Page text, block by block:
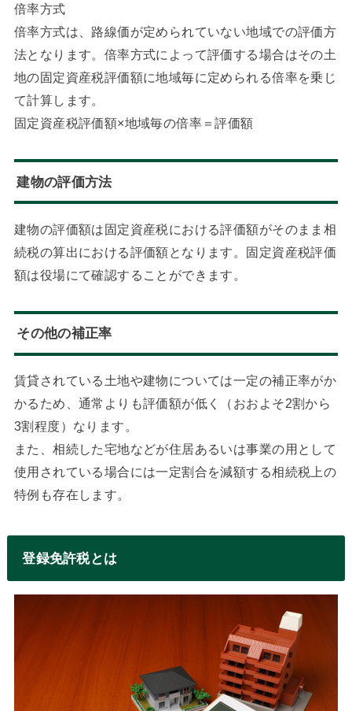
倍率方式
倍率方式は、路線価が定められていない地域での評価方
法となります。倍率方式によって評価する場合はその土
地の固定資産税評価額に地域毎に定められる倍率を乗じ
て計算します。
固定資産税評価額×地域毎の倍率＝評価額
建物の評価方法
建物の評価額は固定資産税における評価額がそのまま相
続税の算出における評価額となります。固定資産税評価
額は役場にて確認することができます。
その他の補正率
賃貸されている土地や建物については一定の補正率がか
かるため、通常よりも評価額が低く（おおよそ2割から
3割程度）なります。
また、相続した宅地などが住居あるいは事業の用として
使用されている場合には一定割合を減額する相続税上の
特例も存在します。
登録免許税とは